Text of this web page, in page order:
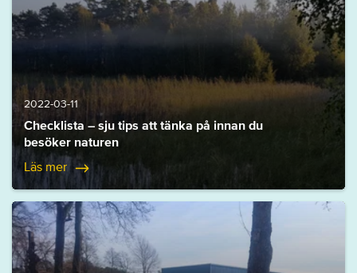
2022-03-11
Checklista – sju tips att tänka på innan du
besöker naturen
Läs mer